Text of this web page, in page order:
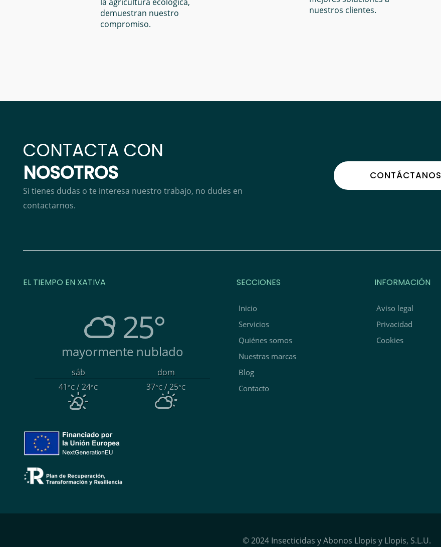
demuestran nuestro
compromiso.
nuestros clientes.
CONTACTA CON
NOSOTROS
Si tienes dudas o te interesa nuestro trabajo, no dudes en
contactarnos.
CONTÁCTANOS
EL TIEMPO EN XATIVA
25°
mayormente nublado
sáb
dom
41 °C / 24°C 37°C / 25°C
SECCIONES
Inicio
Servicios
Quiénes somos
Nuestras marcas
Blog
Contacto
INFORMACIÓN
Aviso legal
Privacidad
Cookies
© 2024 Insecticidas y Abonos Llopis y Llopis, S.L.U.